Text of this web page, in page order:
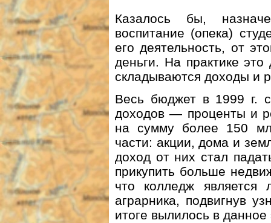
Казалось бы,
воспитание (опека)
его деятельность, от
деньги. На практике
складываются доходы и
Весь бюджет в 1999 г.
доходов — проценты и
на сумму более 150
части: акции, дома и
доход от них стал
прикупить больше
что колледж является
аграрника, подвигнув
итоге вылилось в данное